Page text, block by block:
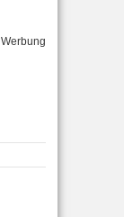
Werbung